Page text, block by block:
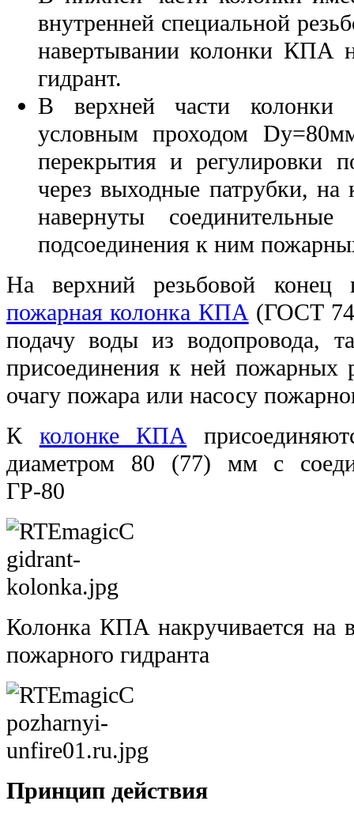
внутренней специальной
навертывании колонки КПА
гидрант.
В верхней части
условным проходом
перекрытия и регулировки
через выходные патрубки, на
навернуты
подсоединения к ним
На верхний резьбовой конец
пожарная колонка КПА (ГОСТ
подачу воды из водопровода,
присоединения к ней пожарных
очагу пожара или насосу
К колонке КПА
диаметром 80 (77) мм с
ГР-80
Колонка КПА накручивается на
пожарного гидранта
Принцип действия